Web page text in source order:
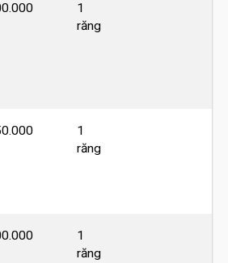
1
răng
1
răng
1
răng